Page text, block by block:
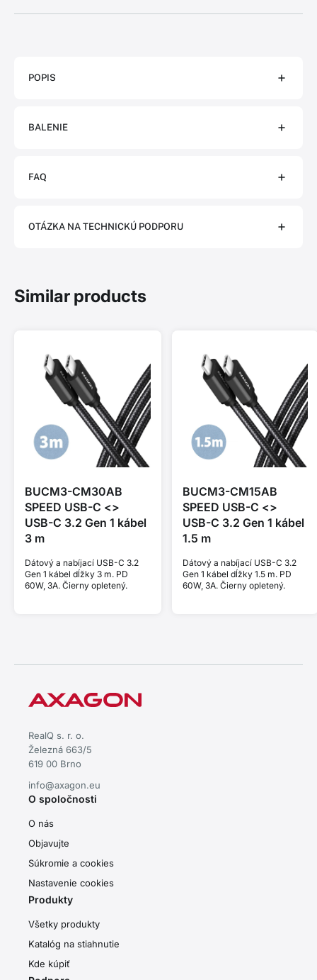
POPIS
BALENIE
FAQ
OTÁZKA NA TECHNICKÚ PODPORU
Similar products
BUCM3-CM30AB
SPEED USB-C <>
USB-C 3.2 Gen 1 kábel
3 m
Dátový a nabíjací USB-C 3.2
Gen 1 kábel dĺžky 3 m. PD
60W, 3A. Čierny opletený.
BUCM3-CM15AB
SPEED USB-C <>
USB-C 3.2 Gen 1 kábel
1.5 m
Dátový a nabíjací USB-C 3.2
Gen 1 kábel dĺžky 1.5 m. PD
60W, 3A. Čierny opletený.
RealQ s. r. o.
Železná 663/5
619 00 Brno
info@axagon.eu
O spoločnosti
O nás
Objavujte
Súkromie a cookies
Nastavenie cookies
Produkty
Všetky produkty
Katalóg na stiahnutie
Kde kúpiť